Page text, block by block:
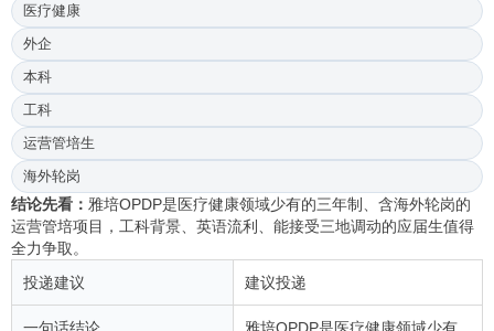
医疗健康
外企
本科
工科
运营管培生
海外轮岗
结论先看： 雅培OPDP是医疗健康领域少有的三年制、含海外轮岗的
运营管培项目，工科背景、英语流利、能接受三地调动的应届生值得
全力争取。
投递建议
建议投递